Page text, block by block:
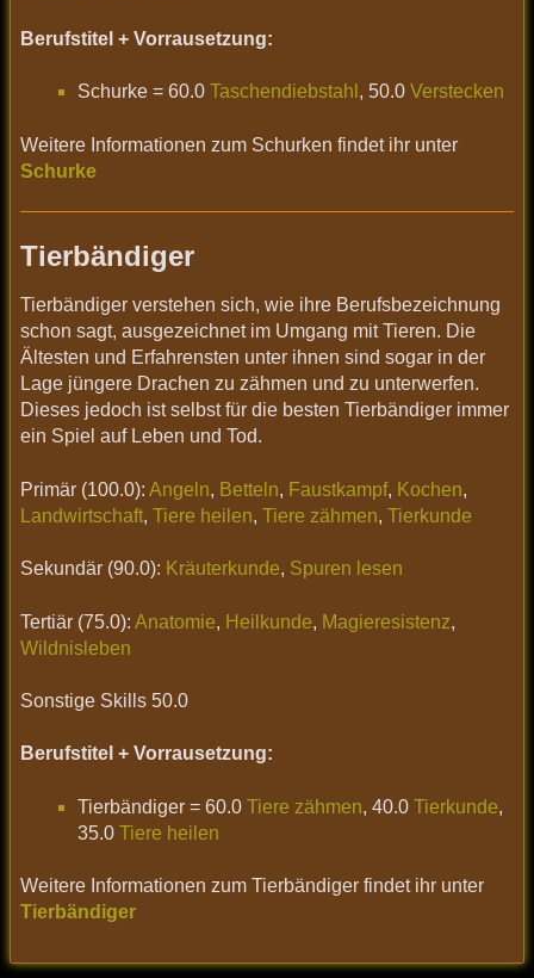
Berufstitel + Vorrausetzung:
Schurke = 60.0 Taschendiebstahl , 50.0 Verstecken
Weitere Informationen zum Schurken findet ihr unter
Schurke
Tierbändiger
Tierbändiger verstehen sich, wie ihre Berufsbezeichnung
schon sagt, ausgezeichnet im Umgang mit Tieren. Die
Ältesten und Erfahrensten unter ihnen sind sogar in der
Lage jüngere Drachen zu zähmen und zu unterwerfen.
Dieses jedoch ist selbst für die besten Tierbändiger immer
ein Spiel auf Leben und Tod.
Primär (100.0): Angeln, Betteln, Faustkampf, Kochen,
Landwirtschaft, Tiere heilen, Tiere zähmen, Tierkunde
Sekundär (90.0): Kräuterkunde, Spuren lesen
Tertiär (75.0): Anatomie, Heilkunde, Magieresistenz,
Wildnisleben
Sonstige Skills 50.0
Berufstitel + Vorrausetzung:
Tierbändiger = 60.0 Tiere zähmen, 40.0 Tierkunde,
35.0 Tiere heilen
Weitere Informationen zum Tierbändiger findet ihr unter
Tierbändiger